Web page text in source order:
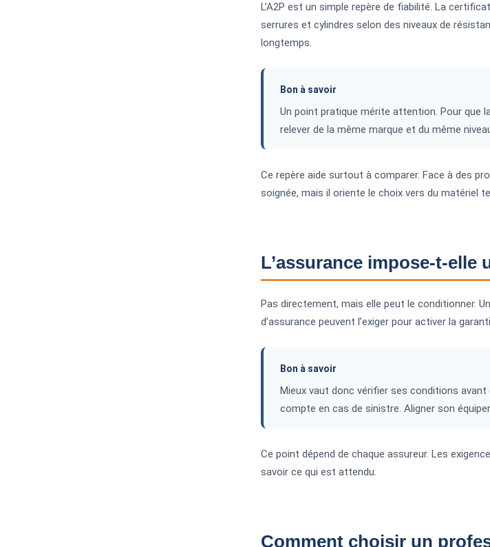
L’A2P est un simple repère de fiabilité. La
serrures et cylindres selon des niveaux de
longtemps.
Bon à savoir
Un point pratique mérite attention. Pour que
relever de la même marque et du même
Ce repère aide surtout à comparer. Face à des
soignée, mais il oriente le choix vers du matériel
L’assurance impose-t-elle
Pas directement, mais elle peut le conditionner.
d’assurance peuvent l’exiger pour activer la
Bon à savoir
Mieux vaut donc vérifier ses conditions
compte en cas de sinistre. Aligner son
Ce point dépend de chaque assureur. Les
savoir ce qui est attendu.
Comment choisir un